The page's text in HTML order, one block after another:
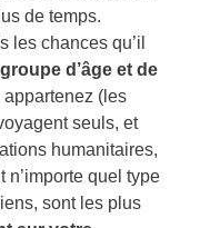
de temps.
les chances qu’il
groupe d’âge et de
(les
seuls, et
humanitaires,
n’importe quel type
sont les plus